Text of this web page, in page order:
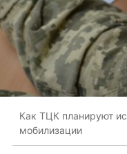
Как ТЦК планируют
мобилизации